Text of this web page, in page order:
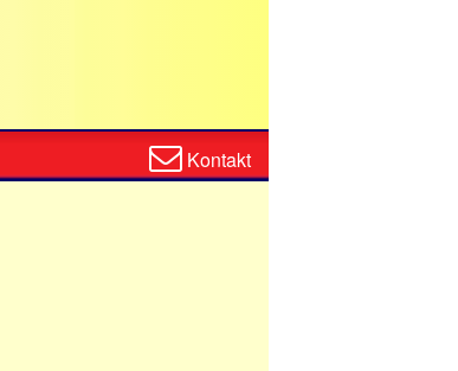
Kontaktformular
Kontakt